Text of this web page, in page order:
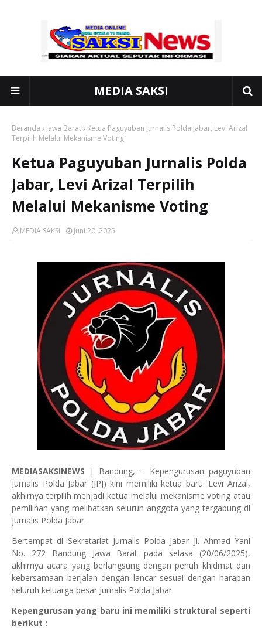
MEDIA SAKSI
Beranda Jawa Barat
Ketua Paguyuban Jurnalis Polda Jabar, Levi Arizal
Terpilih Melalui Mekanisme Voting
Ketua Paguyuban Jurnalis Polda
Jabar, Levi Arizal Terpilih
Melalui Mekanisme Voting
MEDIA SAKSI Juni 20, 2025
MEDIASAKSINEWS | Bandung, -- Kepengurusan paguyuban
Jurnalis Polda Jabar (JPJ) kini memiliki ketua baru. Levi Arizal,
akhirnya terpilih menjadi ketua melalui mekanisme voting atau
pemilihan yang melibatkan seluruh anggota yang tergabung di
jurnalis Polda Jabar.
Bertempat di Sekretariat Jurnalis Polda Jabar Jl. Ahmad Yani
No. 272 Bandung Jawa Barat pada selasa (20/06/2025),
akhirnya acara yang berlangsung dengan penuh khidmat dan
kebersamaan berjalan dengan lancar sesuai dengan harapan
seluruh keluarga besar Jurnalis Polda Jabar.
Kepengurusan yang baru ini memiliki struktural seperti
berikut :